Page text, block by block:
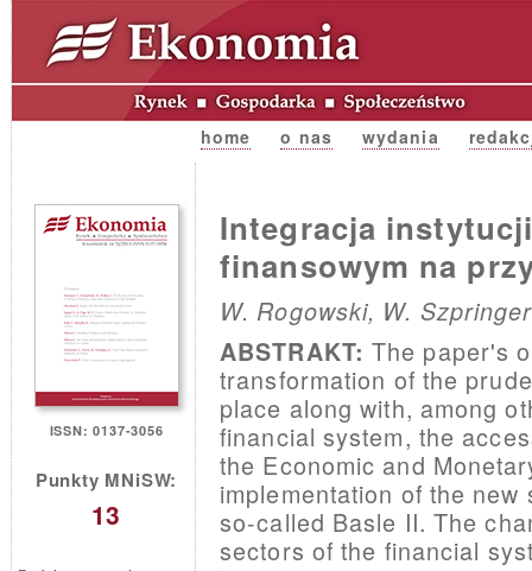
home o nas wydania
ISSN: 0137-3056
Punkty MNiSW:
13
Integracja
finansowym na
W. Rogowski, W. Szpringer
ABSTRAKT: The paper's
transformation of the
place along with, among
financial system, the
the Economic and
implementation of the
so-called Basle II. The
sectors of the financial